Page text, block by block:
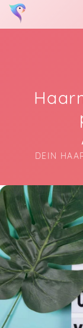
DEIN
Soon you will